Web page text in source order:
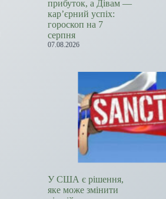
прибуток, а Дівам —
кар’єрний успіх:
гороскоп на 7
серпня
07.08.2026
У США є рішення,
яке може змінити